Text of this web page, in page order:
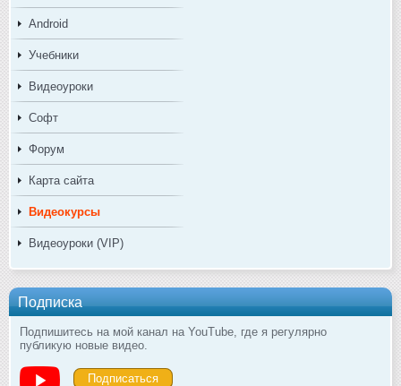
Android
Учебники
Видеоуроки
Софт
Форум
Карта сайта
Видеокурсы
Видеоуроки (VIP)
Подписка
Подпишитесь на мой канал на YouTube, где я регулярно
публикую новые видео.
Подписаться